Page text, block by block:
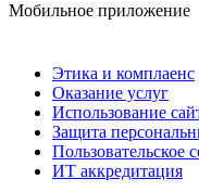
Мобильное приложение
Этика и комплаенс
Оказание услуг
Использование
Защита
Пользовательское
ИТ аккредитация